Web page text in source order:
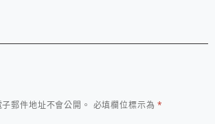
郵件地址不會公開。 必填欄位標示為*